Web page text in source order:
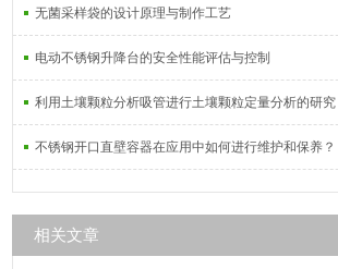
无菌采样袋的设计原理与制作工艺
电动不锈钢升降台的安全性能评估与控制
利用土壤颗粒分析吸管进行土壤颗粒定量分析的研究
不锈钢开口直壁容器在应用中如何进行维护和保养？
相关文章